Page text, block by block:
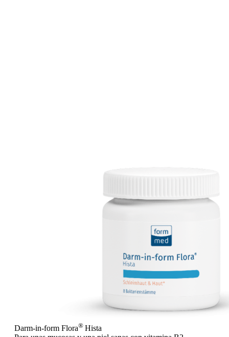
Darm-in-form Flora® Hista